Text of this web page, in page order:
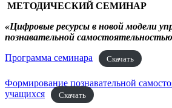
МЕТОДИЧЕСКИЙ СЕМИНАР
«Цифровые ресурсы в новой модели
познавательной
Программа семинара
Скачать
Формирование познавательной
учащихся
Скачать